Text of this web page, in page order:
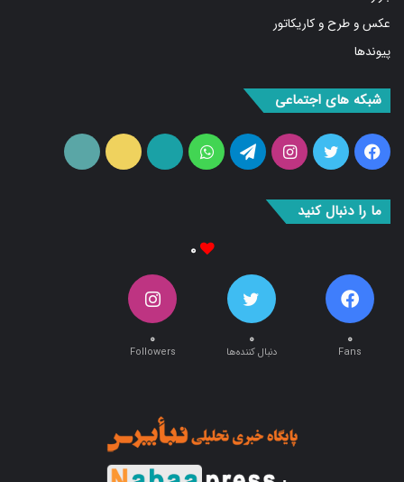
پیوندها
فیس
بوک
توییتراینستاگرامتلگرامواتس
آپ
آپارات ایتا